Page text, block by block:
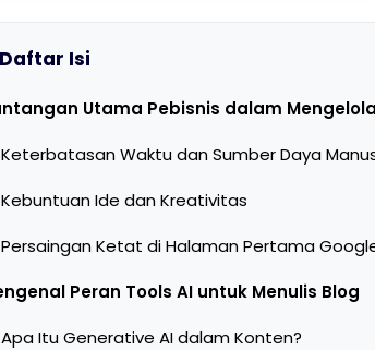
Daftar Isi
Utama Pebisnis dalam
Keterbatasan Waktu dan Sumber Daya
Kebuntuan Ide dan Kreativitas
Persaingan Ketat di Halaman Pertama
Peran Tools AI untuk Menulis Blog
Apa Itu Generative AI dalam Konten?